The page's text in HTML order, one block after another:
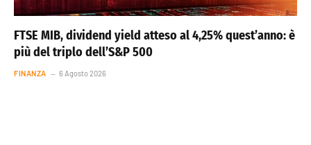
FTSE MIB, dividend yield atteso al 4,25% quest’anno: è
più del triplo dell’S&P 500
FINANZA 6 Agosto 2026